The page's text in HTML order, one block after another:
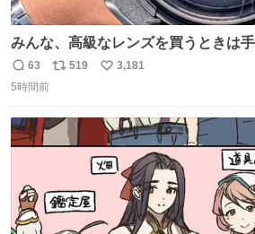
みんな、高級なレンズを買うときは
保護フィルターをちゃんと付けてお
返
信
63
リ
ト
数
519
い
数
3,181
5時間前